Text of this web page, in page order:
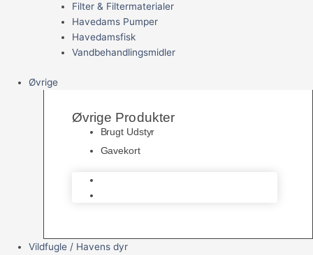
Filter & Filtermaterialer
Havedams Pumper
Havedamsfisk
Vandbehandlingsmidler
Øvrige
Øvrige Produkter
Brugt Udstyr
Gavekort
Vildfugle / Havens dyr